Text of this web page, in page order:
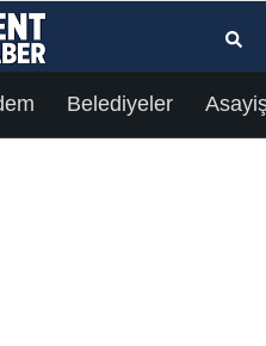
Belediyeler